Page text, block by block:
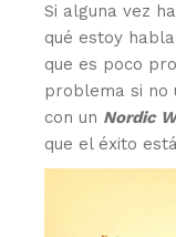
Si alguna vez
qué estoy
que es poco
problema si no
con un Nordic
que el éxito